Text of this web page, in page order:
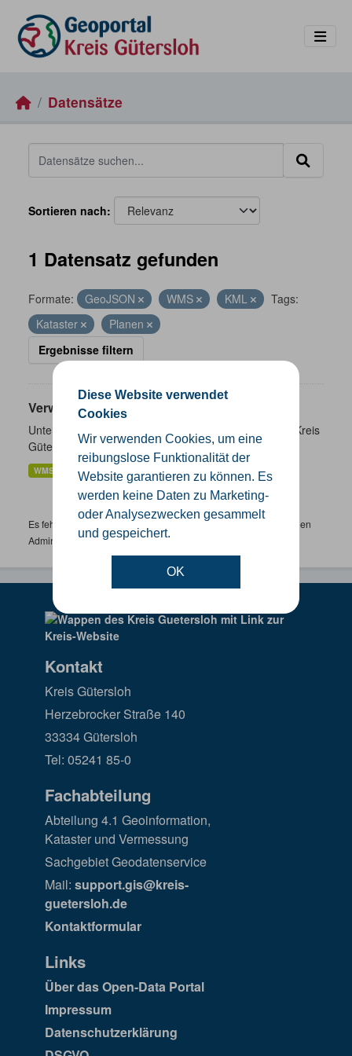
Diese Website verwendet
Cookies
Wir verwenden Cookies, um eine
reibungslose Funktionalität der
Website garantieren zu können. Es
werden keine Daten zu Marketing-
oder Analysezwecken gesammelt
und gespeichert.
OK
Datensätze
Sortieren nach
1 Datensatz gefunden
Formate: GeoJSON WMS KML
Tags:
Kataster
Planen
Ergebnisse filtern
Verwaltungsgrenzen
Unterschiedliche Ebenen der Verwaltungsgrenzen im Kreis
Gütersloh
WMS SHP GeoJSON KML
Es fehlen spezifische Datensätze? Wenden Sie sich bitte an einen
Administrator unter:support.gis@kreis-guetersloh.de
Kontakt
Kreis Gütersloh
Herzebrocker Straße 140
33334 Gütersloh
Tel: 05241 85-0
Fachabteilung
Abteilung 4.1 Geoinformation,
Kataster und Vermessung
Sachgebiet Geodatenservice
Mail: support.gis@kreis-
guetersloh.de
Kontaktformular
Links
Über das Open-Data Portal
Impressum
Datenschutzerklärung